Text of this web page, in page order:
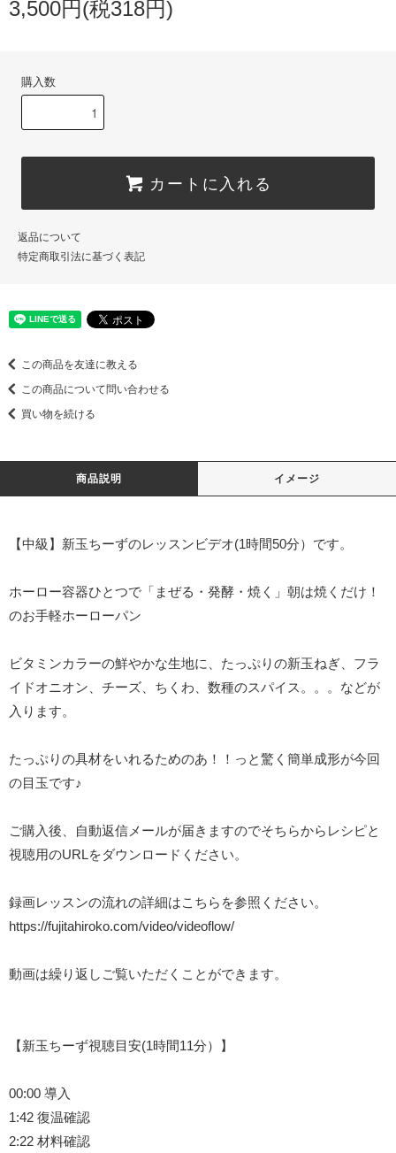
3,500円(税318円)
購入数
カートに入れる
返品について
特定商取引法に基づく表記
この商品を友達に教える
この商品について問い合わせる
買い物を続ける
商品説明 イメージ
【中級】新玉ちーずのレッスンビデオ(1時間50分）です。
ホーロー容器ひとつで「まぜる・発酵・焼く」朝は焼くだけ！
のお手軽ホーローパン
ビタミンカラーの鮮やかな生地に、たっぷりの新玉ねぎ、フラ
イドオニオン、チーズ、ちくわ、数種のスパイス。。。などが
入ります。
たっぷりの具材をいれるためのあ！！っと驚く簡単成形が今回
の目玉です♪
ご購入後、自動返信メールが届きますのでそちらからレシピと
視聴用のURLをダウンロードください。
録画レッスンの流れの詳細はこちらを参照ください。
https://fujitahiroko.com/video/videoflow/
動画は繰り返しご覧いただくことができます。
【新玉ちーず視聴目安(1時間11分）】
00:00 導入
1:42 復温確認
2:22 材料確認